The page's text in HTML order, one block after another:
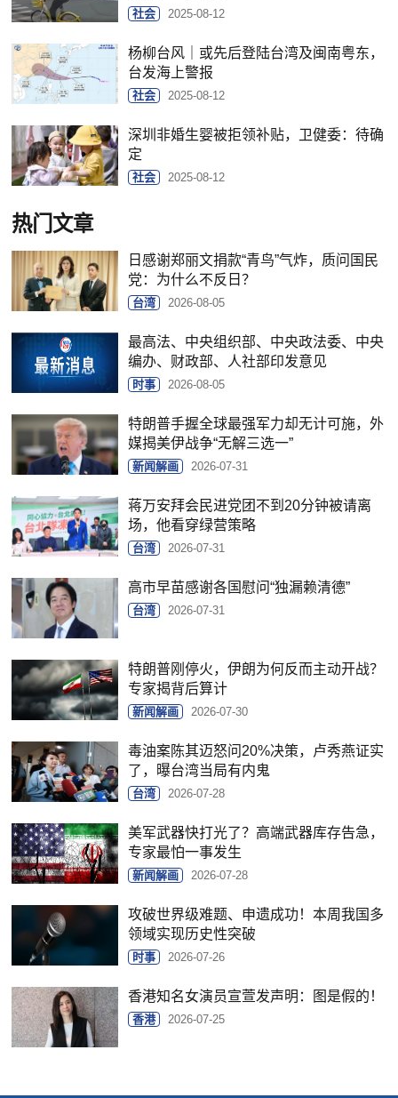
社会 2025-08-12
杨柳台风｜或先后登陆台湾及闽南粤东，
台发海上警报
社会 2025-08-12
深圳非婚生婴被拒领补贴，卫健委：待确
定
社会 2025-08-12
热门文章
日感谢郑丽文捐款“青鸟”气炸，质问国民
党：为什么不反日？
台湾 2026-08-05
最高法、中央组织部、中央政法委、中央
编办、财政部、人社部印发意见
时事 2026-08-05
特朗普手握全球最强军力却无计可施，外
媒揭美伊战争“无解三选一”
新闻解画 2026-07-31
蒋万安拜会民进党团不到20分钟被请离
场，他看穿绿营策略
台湾 2026-07-31
高市早苗感谢各国慰问“独漏赖清德”
台湾 2026-07-31
特朗普刚停火，伊朗为何反而主动开战？
专家揭背后算计
新闻解画 2026-07-30
毒油案陈其迈怒问20%决策，卢秀燕证实
了，曝台湾当局有内鬼
台湾 2026-07-28
美军武器快打光了？高端武器库存告急，
专家最怕一事发生
新闻解画 2026-07-28
攻破世界级难题、申遗成功！本周我国多
领域实现历史性突破
时事 2026-07-26
香港知名女演员宣萱发声明：图是假的！
香港 2026-07-25